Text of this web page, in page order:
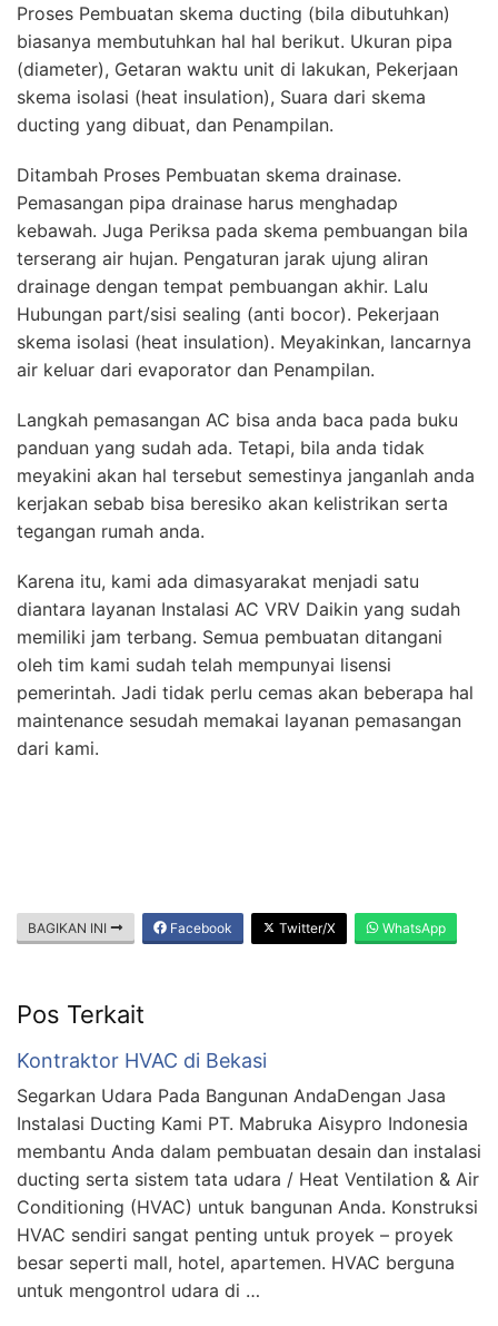
Proses Pembuatan skema ducting (bila dibutuhkan)
biasanya membutuhkan hal hal berikut. Ukuran pipa
(diameter), Getaran waktu unit di lakukan, Pekerjaan
skema isolasi (heat insulation), Suara dari skema
ducting yang dibuat, dan Penampilan.
Ditambah Proses Pembuatan skema drainase.
Pemasangan pipa drainase harus menghadap
kebawah. Juga Periksa pada skema pembuangan bila
terserang air hujan. Pengaturan jarak ujung aliran
drainage dengan tempat pembuangan akhir. Lalu
Hubungan part/sisi sealing (anti bocor). Pekerjaan
skema isolasi (heat insulation). Meyakinkan, lancarnya
air keluar dari evaporator dan Penampilan.
Langkah pemasangan AC bisa anda baca pada buku
panduan yang sudah ada. Tetapi, bila anda tidak
meyakini akan hal tersebut semestinya janganlah anda
kerjakan sebab bisa beresiko akan kelistrikan serta
tegangan rumah anda.
Karena itu, kami ada dimasyarakat menjadi satu
diantara layanan Instalasi AC VRV Daikin yang sudah
memiliki jam terbang. Semua pembuatan ditangani
oleh tim kami sudah telah mempunyai lisensi
pemerintah. Jadi tidak perlu cemas akan beberapa hal
maintenance sesudah memakai layanan pemasangan
dari kami.
BAGIKAN INI Facebook Twitter/X WhatsApp
Pos Terkait
Kontraktor HVAC di Bekasi
Segarkan Udara Pada Bangunan AndaDengan Jasa
Instalasi Ducting Kami PT. Mabruka Aisypro Indonesia
membantu Anda dalam pembuatan desain dan instalasi
ducting serta sistem tata udara / Heat Ventilation & Air
Conditioning (HVAC) untuk bangunan Anda. Konstruksi
HVAC sendiri sangat penting untuk proyek – proyek
besar seperti mall, hotel, apartemen. HVAC berguna
untuk mengontrol udara di …